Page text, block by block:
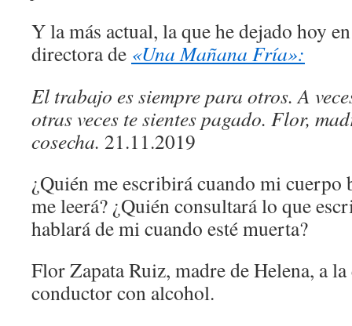
Y la más actual, la que he dejado hoy
directora de «Una Mañana Fría»:
El trabajo es siempre para otros. A
otras veces te sientes pagado. Flor,
cosecha. 21.11.2019
¿Quién me escribirá cuando mi cuerpo
me leerá? ¿Quién consultará lo que
hablará de mi cuando esté muerta?
Flor Zapata Ruiz, madre de Helena, a
conductor con alcohol.